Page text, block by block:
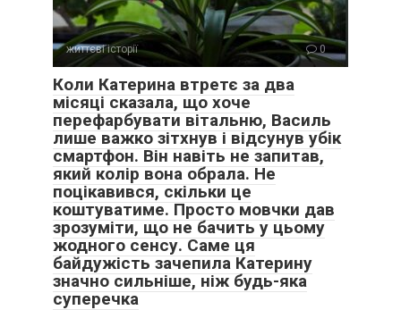
життєві історії 0
Коли Катерина втретє за два
місяці сказала, що хоче
перефарбувати вітальню, Василь
лише важко зітхнув і відсунув убік
смартфон. Він навіть не запитав,
який колір вона обрала. Не
поцікавився, скільки це
коштуватиме. Просто мовчки дав
зрозуміти, що не бачить у цьому
жодного сенсу. Саме ця
байдужість зачепила Катерину
значно сильніше, ніж будь-яка
суперечка